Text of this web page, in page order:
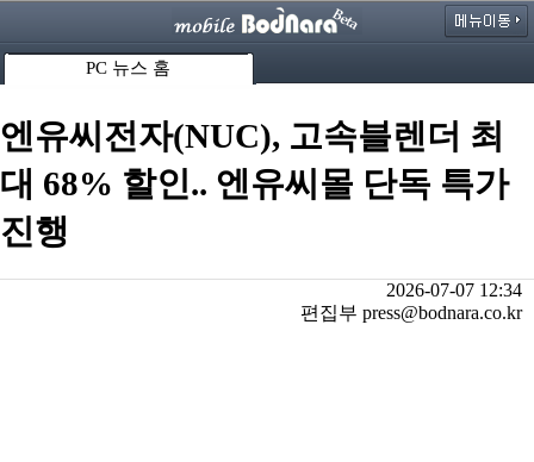
PC 뉴스 홈
엔유씨전자(NUC), 고속블렌더 최
대 68% 할인.. 엔유씨몰 단독 특가
진행
2026-07-07 12:34
편집부 press@bodnara.co.kr